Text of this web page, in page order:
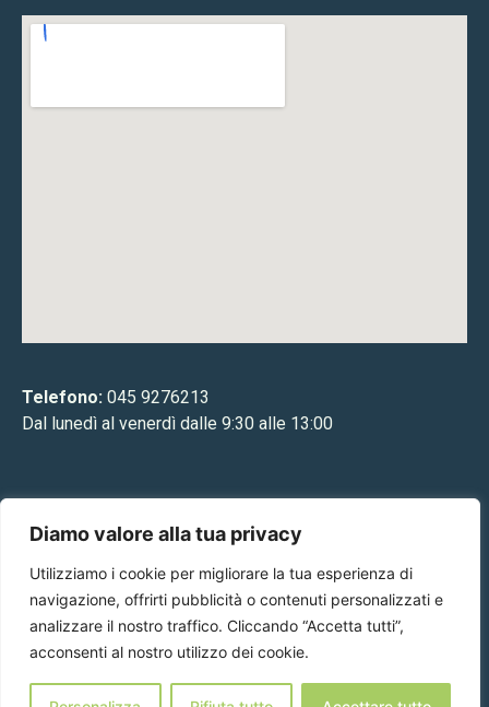
Diamo valore alla tua privacy
Utilizziamo i cookie per migliorare la tua esperienza di
navigazione, offrirti pubblicità o contenuti personalizzati e
analizzare il nostro traffico. Cliccando “Accetta tutti”,
acconsenti al nostro utilizzo dei cookie.
Telefono: 045 9276213
Dal lunedì al venerdì dalle 9:30 alle 13:00
Codice fiscale: 93139040237